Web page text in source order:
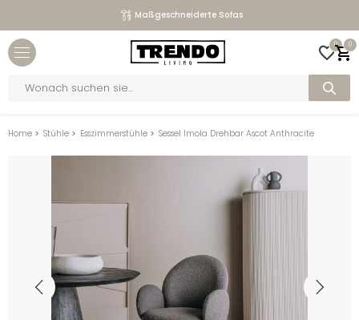
Maßgeschneiderte Sofas
0 0
search
Home > Stühle > Esszimmerstühle > Sessel Imola Drehbar Ascot Anthracite